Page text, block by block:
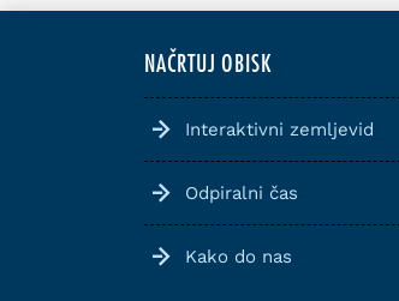
NAČRTUJ OBISK
Interaktivni zemljevid
Odpiralni čas
Kako do nas